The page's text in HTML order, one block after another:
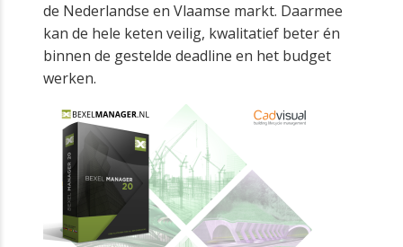
de Nederlandse en Vlaamse markt. Daarmee
kan de hele keten veilig, kwalitatief beter én
binnen de gestelde deadline en het budget
werken.